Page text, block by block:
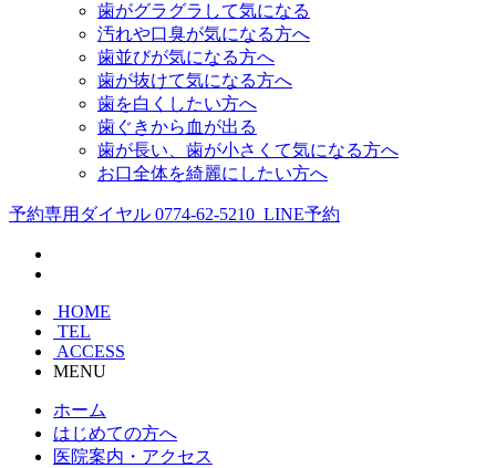
歯がグラグラして気になる
汚れや口臭が気になる方へ
歯並びが気になる方へ
歯が抜けて気になる方へ
歯を白くしたい方へ
歯ぐきから血が出る
歯が長い、歯が小さくて気になる方へ
お口全体を綺麗にしたい方へ
予約専用ダイヤル 0774-62-5210 LINE予約
HOME
TEL
ACCESS
MENU
ホーム
はじめての方へ
医院案内・アクセス